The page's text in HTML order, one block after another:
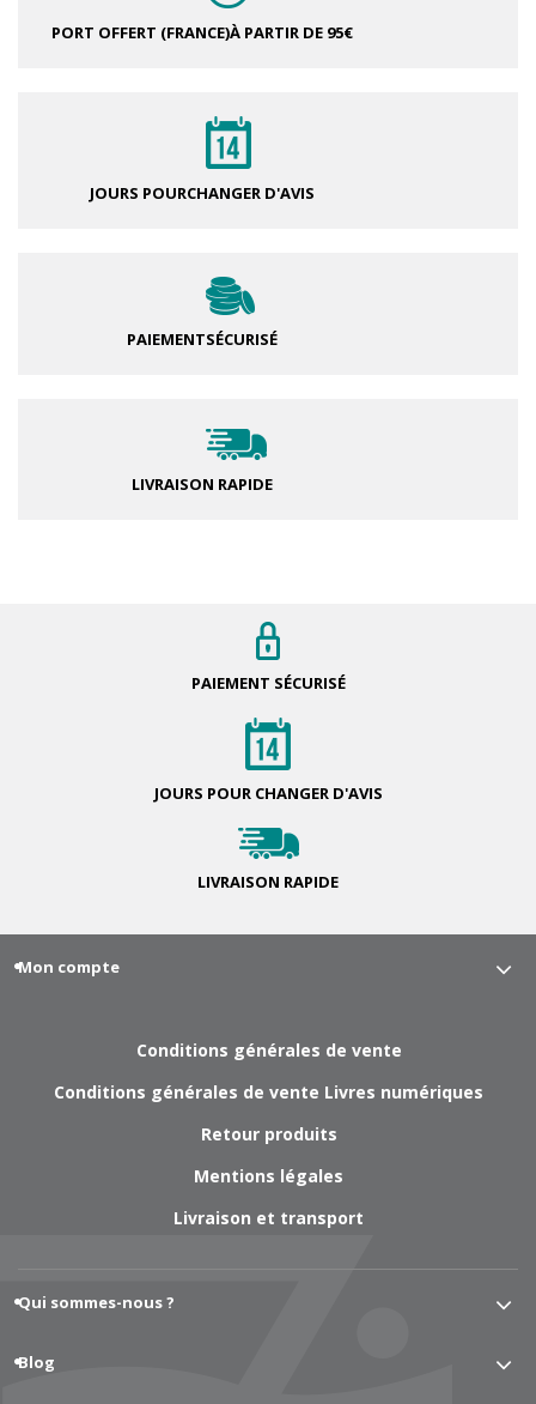
PORT OFFERT (FRANCE)À PARTIR DE 95€
JOURS POURCHANGER D'AVIS
PAIEMENTSÉCURISÉ
LIVRAISON RAPIDE
PAIEMENT SÉCURISÉ
JOURS POUR CHANGER D'AVIS
LIVRAISON RAPIDE
Mon compte
Conditions générales de vente
Conditions générales de vente Livres numériques
Retour produits
Mentions légales
Livraison et transport
Qui sommes-nous ?
Blog